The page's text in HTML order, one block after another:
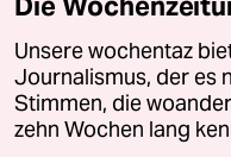
Unsere wochentaz
Journalismus, der es
Stimmen, die
zehn Wochen lang